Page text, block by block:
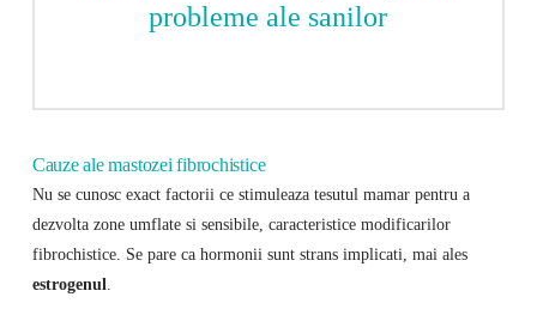
probleme ale sanilor
Cauze ale mastozei fibrochistice
Nu se cunosc exact factorii ce stimuleaza tesutul mamar pentru a
dezvolta zone umflate si sensibile, caracteristice modificarilor
fibrochistice. Se pare ca hormonii sunt strans implicati, mai ales
estrogenul.